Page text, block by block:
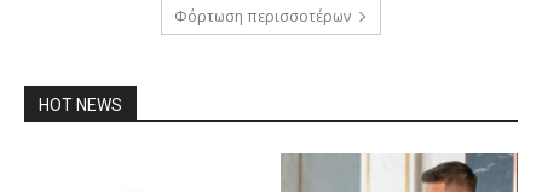
Φόρτωση περισσοτέρων
HOT NEWS